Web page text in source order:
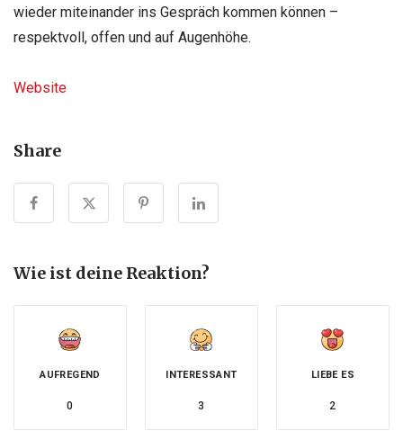
wieder miteinander ins Gespräch kommen können –
respektvoll, offen und auf Augenhöhe.
Website
Share
Wie ist deine Reaktion?
AUFREGEND
0
INTERESSANT
3
LIEBE ES
2